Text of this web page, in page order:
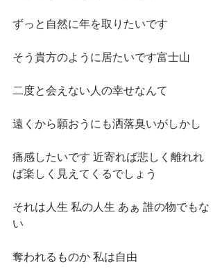
ずっと自然に年を取りたいです
そう貴方のように居たいです富士山
二度と会えない人の幸せなんて
遠くから願おうにも洒落臭いがしかし
痛感したいです 近寄れば悲しく離れれ
ば楽しく見えてくるでしょう
それは人生 私の人生 あぁ 誰の物でもな
い
奪われるものか 私は自由